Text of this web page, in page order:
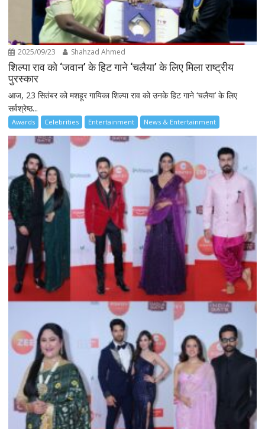
2025/09/23 Shahzad Ahmed
शिल्पा राव को ‘जवान’ के हिट गाने ‘चलैया’ के लिए मिला राष्ट्रीय
पुरस्कार
आज, 23 सितंबर को मशहूर गायिका शिल्पा राव को उनके हिट गाने ‘चलैया’ के लिए
सर्वश्रेष्ठ...
Awards Celebrities Entertainment News & Entertainment